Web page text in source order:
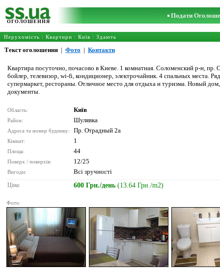
ОГОЛОШЕННЯ
Подати
Нерухомість : Квартири : Київ : Здають
Текст оголошення | Фото | Контакти
Квартира посуточно, почасово в Киеве. 1 комнатная. Соломенский р-н,
бойлер, телевизор, wi-fi, кондиционер, электрочайник. 4 спальных
супермаркет, рестораны. Отличное место для отдыха и туризма. Новый
документы.
Область: Київ
Район: Шулявка
Адреса та номер будинку: Пр. Отрадный 2а
Кімнат: 1
Площа: 44
Поверх / поверхів: 12/25
Вигоди: Всі зручності
Ціна: 600 Грн./день (13.64 Грн./m2)
Фото: